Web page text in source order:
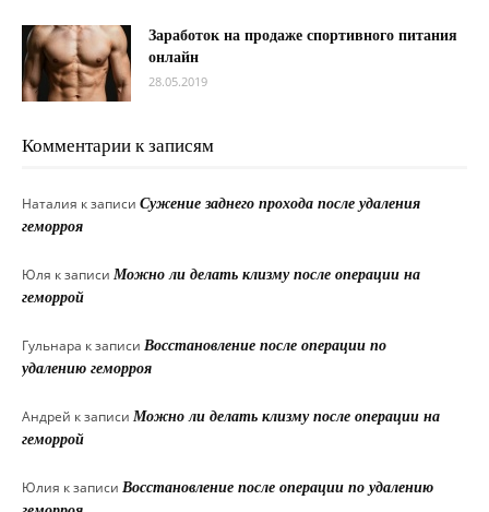
Заработок на продаже спортивного питания
онлайн
28.05.2019
Комментарии к записям
Наталия к записи Сужение заднего прохода после удаления
геморроя
Юля к записи Можно ли делать клизму после операции на
геморрой
Гульнара к записи Восстановление после операции по
удалению геморроя
Андрей к записи Можно ли делать клизму после операции на
геморрой
Юлия к записи Восстановление после операции по удалению